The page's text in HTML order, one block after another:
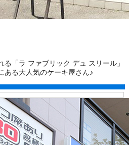
「ラ ファブリック デュ スリール」
ある大人気のケーキ屋さん♪